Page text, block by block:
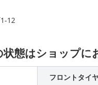
12
状態はショップに
フロントタイ